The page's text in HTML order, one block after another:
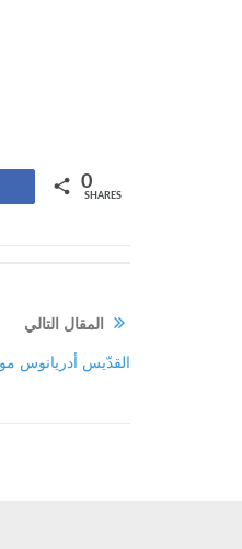
0
SHARES
المقال التالي
القدّيس أدريانوس